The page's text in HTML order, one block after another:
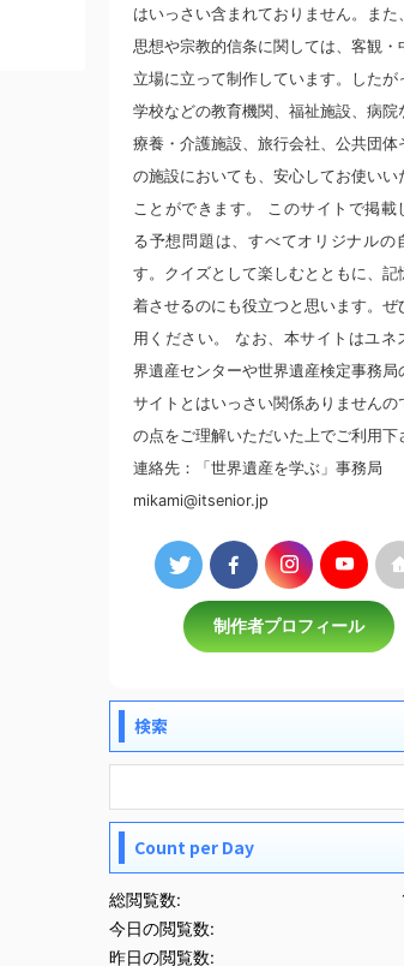
はいっさい含まれておりません。また
思想や宗教的信条に関しては、客観・
立場に立って制作しています。したが
学校などの教育機関、福祉施設、病院
療養・介護施設、旅行会社、公共団体
の施設においても、安心してお使いい
ことができます。 このサイトで掲載
る予想問題は、すべてオリジナルの
す。クイズとして楽しむとともに、記
着させるのにも役立つと思います。ぜ
用ください。 なお、本サイトはユネ
界遺産センターや世界遺産検定事務局
サイトとはいっさい関係ありませんの
の点をご理解いただいた上でご利用下
連絡先：「世界遺産を学ぶ」事務局
mikami@itsenior.jp
制作者プロフィール
検索
Count per Day
総閲覧数:
今日の閲覧数:
昨日の閲覧数: